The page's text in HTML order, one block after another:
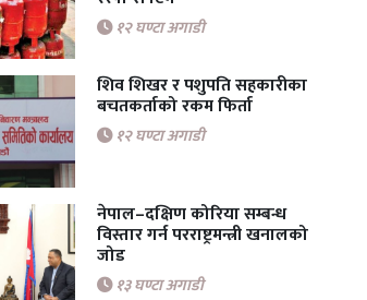
१२ घण्टा अगाडी
शिव शिखर र पशुपति सहकारीका
बचतकर्ताको रकम फिर्ता
१२ घण्टा अगाडी
नेपाल–दक्षिण कोरिया सम्बन्ध
विस्तार गर्न परराष्ट्रमन्त्री खनालको
जोड
१३ घण्टा अगाडी